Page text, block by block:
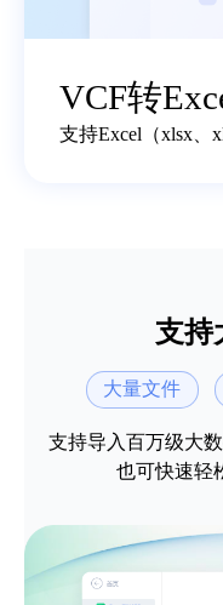
VCF转
支持Excel（xlsx、
支持
大量文件
支持导入百万级大
也可快速轻